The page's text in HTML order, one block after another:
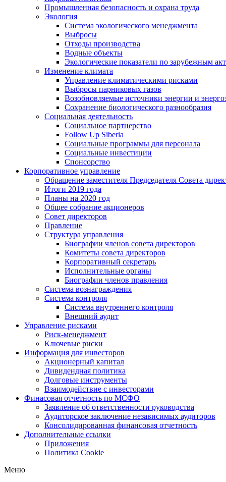
Промышленная безопасность и охрана труда
Экология
Система экологического менеджмента
Выбросы
Отходы производства
Водные объекты
Экологические показатели по зарубежным
Изменение климата
Управление климатическими рисками
Выбросы парниковых газов
Возобновляемые источники энергии и
Сохранение биологического разнообразия
Социальная деятельность
Социальное партнерство
Follow Up Siberia
Социальные программы для персонала
Социальные инвестиции
Спонсорство
Корпоративное управление
Обращение заместителя Председателя Совета
Итоги 2019 года
Планы на 2020 год
Общее собрание акционеров
Совет директоров
Правление
Структура управления
Биографии членов совета директоров
Комитеты совета директоров
Корпоративный секретарь
Исполнительные органы
Биографии членов правления
Система вознаграждения
Система контроля
Система внутреннего контроля
Внешний аудит
Управление рисками
Риск-менеджмент
Ключевые риски
Информация для инвесторов
Акционерный капитал
Дивидендная политика
Долговые инструменты
Взаимодействие с инвеcторами
Финасовая отчетность по МСФО
Заявление об ответственности руководства
Аудиторское заключение независимых аудиторов
Консолидированная финансовая отчетность
Дополнительные ссылки
Приложения
Политика Cookie
Меню